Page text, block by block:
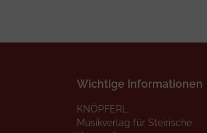
Wichtige Informationen
KNÖPFERL
Musikverlag für Steirische